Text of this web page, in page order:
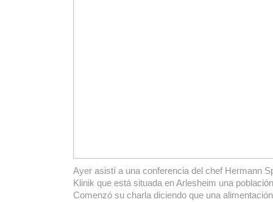
Ayer asistí a una conferencia del chef Hermann
Klinik que está situada en Arlesheim una
Comenzó su charla diciendo que una